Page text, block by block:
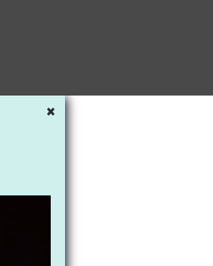
×